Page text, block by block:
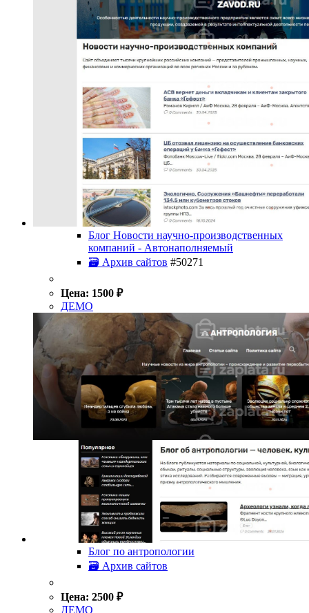
Блог Новости научно-производственных
компаний - Автонаполняемый
🗃 Архив сайтов #50271
Цена: 1500 ₽
ДЕМО
Блог по антропологии
🗃 Архив сайтов
Цена: 2500 ₽
ДЕМО